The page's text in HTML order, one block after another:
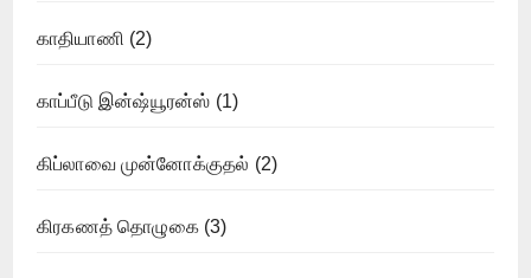
காதியாணி (2)
காப்பீடு இன்ஷ்யூரன்ஸ் (1)
கிப்லாவை முன்னோக்குதல் (2)
கிரகணத் தொழுகை(3)